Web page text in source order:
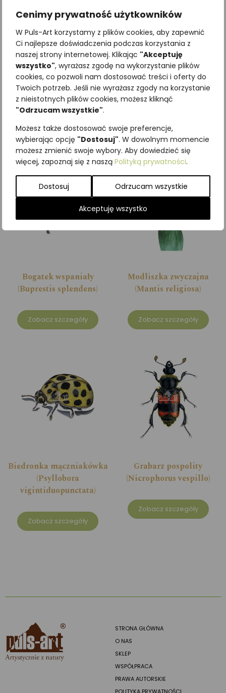
Cenimy prywatność użytkowników
W Puls-Art korzystamy z plików cookies, aby zapewnić
Ci najlepsze doświadczenia podczas korzystania z
naszej strony internetowej. Klikając "Akceptuję
wszystko", wyrażasz zgodę na wykorzystanie plików
cookies, co pozwoli nam dostosować treści i oferty do
Twoich potrzeb. Jeśli nie wyrażasz zgody na korzystanie
z nieistotnych plików cookies, możesz kliknąć
"Odrzucam wszystkie".
Możesz także dostosować swoje preferencje,
wybierając opcję "Dostosuj". W dowolnym momencie
możesz zmienić swoje wybory. Aby dowiedzieć się
więcej, zapoznaj się z naszą Polityką prywatności.
Dostosuj Odrzucam wszystkie
Akceptuję wszystko
Najniższa cena z ostatnich 30
dni:65,00zł
SKU:Brak danych
Kategorie:
Podobne produkty
Bogatek wspaniały
(Buprestis splendens)
Zobacz szczegóły
Modliszka zwyczajna
(Mantis religiosa)
Zobacz szczegóły
Biedronka mączniakówka
(Psyllobora
vigintiduopunctata)
Zobacz szczegóły
Grabarz pospolity
(Nicrophorus vespillo)
Zobacz szczegóły
STRONA GŁÓWNA
O NAS
SKLEP
WSPÓŁPRACA
PRAWA AUTORSKIE